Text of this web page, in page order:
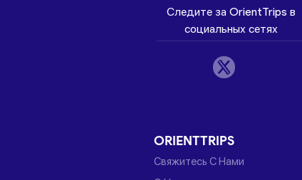
Следите за OrientTrips в
социальных сетях
ORIENTTRIPS
Свяжитесь С Нами